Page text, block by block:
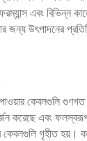
এবং বিভিন্ন
জন্য উৎপাদনের
কেবলগুলি গুণগত
করেছে এবং
গৃহীত হয়।